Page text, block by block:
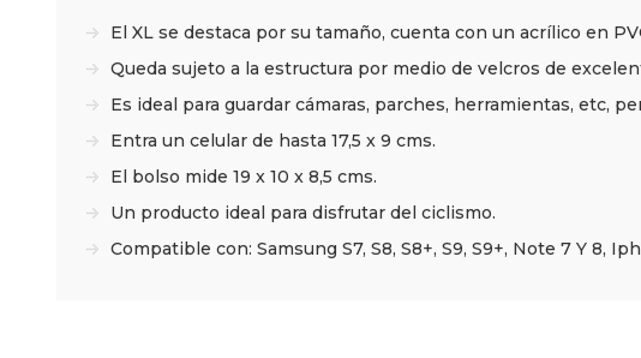
El XL se destaca por su tamaño, cuenta con un acrílico en
Queda sujeto a la estructura por medio de velcros de
Es ideal para guardar cámaras, parches, herramientas, etc,
Entra un celular de hasta 17,5 x 9 cms.
El bolso mide 19 x 10 x 8,5 cms.
Un producto ideal para disfrutar del ciclismo.
Compatible con: Samsung S7, S8, S8+, S9, S9+, Note 7 Y 8,